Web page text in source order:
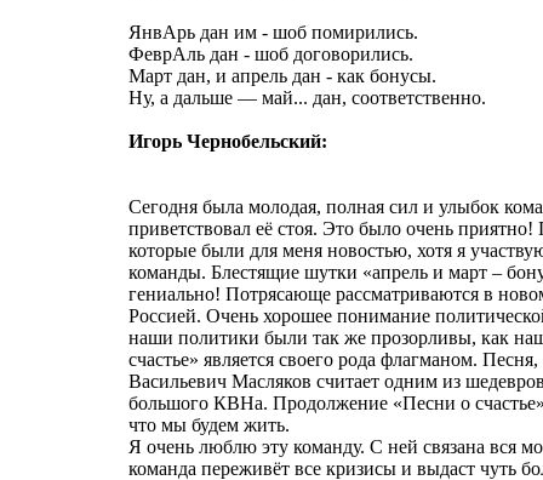
ЯнвАрь дан им - шоб помирились.
ФеврАль дан - шоб договорились.
Март дан, и апрель дан - как бонусы.
Ну, а дальше — май... дан, соответственно.
Игорь Чернобельский:
Сегодня была молодая, полная сил и улыбок
приветствовал её стоя. Это было очень
которые были для меня новостью, хотя я
команды. Блестящие шутки «апрель и март –
гениально! Потрясающе рассматриваются в
Россией. Очень хорошее понимание
наши политики были так же прозорливы, как
счастье» является своего рода флагманом.
Васильевич Масляков считает одним из
большого КВНа. Продолжение «Песни о
что мы будем жить.
Я очень люблю эту команду. С ней связана вся
команда переживёт все кризисы и выдаст чуть